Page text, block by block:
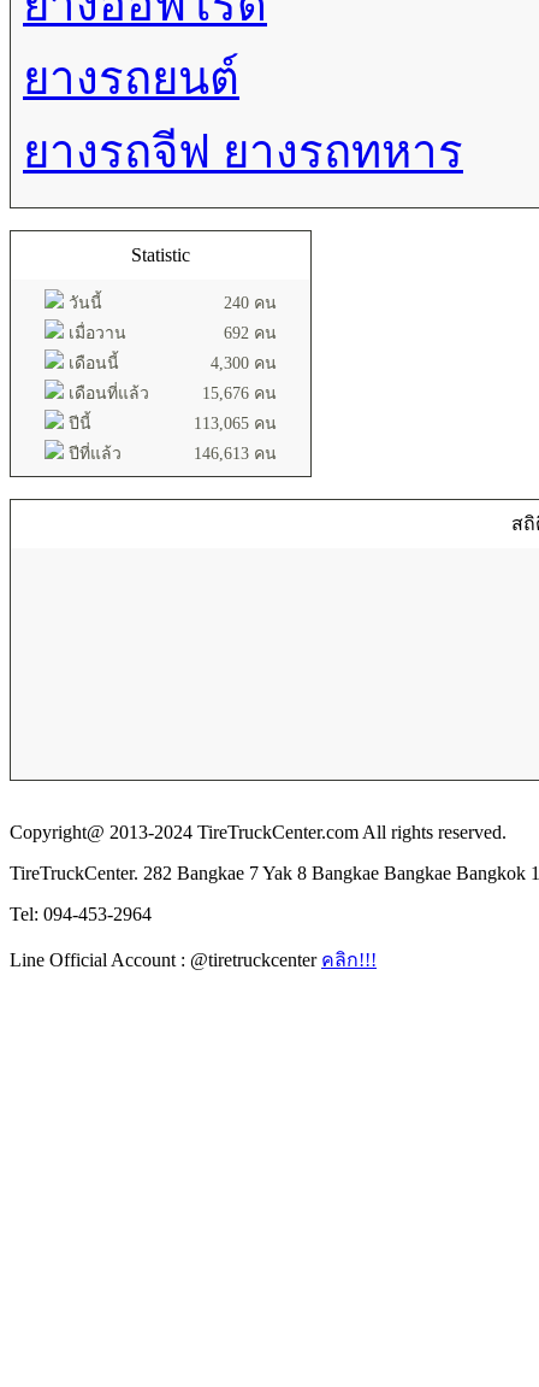
ยางรถยนต์
ยางรถจีฟ ยางรถทหาร
Statistic
วันนี้
240 คน
เมื่อวาน
692 คน
เดือนนี้
4,300 คน
เดือนที่แล้ว
15,676 คน
ปีนี้
113,065 คน
ปีที่แล้ว
146,613 คน
สถิ
Copyright@ 2013-2024 TireTruckCenter.com All rights reserved.
TireTruckCenter. 282 Bangkae 7 Yak 8 Bangkae Bangkae Bangkok
Tel: 094-453-2964
Line Official Account : @tiretruckcenter คลิก!!!